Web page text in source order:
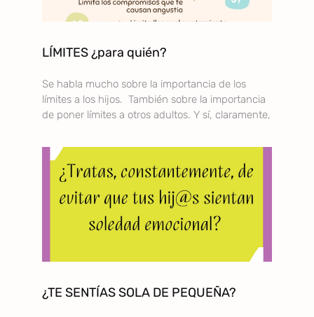
LÍMITES ¿para quién?
Se habla mucho sobre la importancia de los
límites a los hijos. También sobre la importancia
de poner límites a otros adultos. Y sí, claramente,
¿TE SENTÍAS SOLA DE PEQUEÑA?